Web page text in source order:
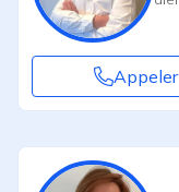
Appeler